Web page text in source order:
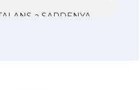
a SARDENYA